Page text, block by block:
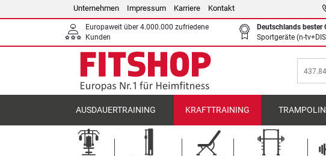
Unternehmen Impressum Karriere Kontakt
Europaweit über 4.000.000 zufriedene
Kunden
Deutschlands bester
Sportgeräte (n-
AUSDAUERTRAINING KRAFTTRAINING